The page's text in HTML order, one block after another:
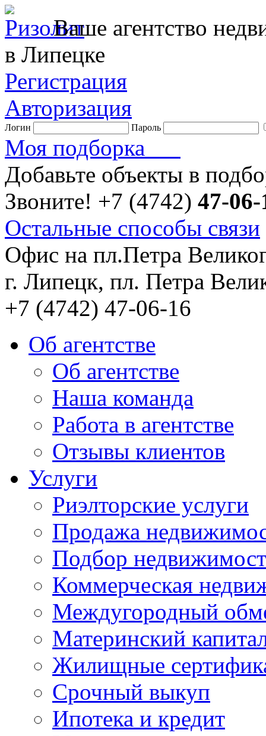
Ваше агентство
в Липецке
Регистрация
Авторизация
Логин Пароль
Моя подборка
Добавьте объекты в
Звоните! +7 (4742) 47-06-
Остальные способы связи
Офис на пл.Петра
г. Липецк, пл. Петра
+7 (4742) 47-06-16
Об агентстве
Об агентстве
Наша команда
Работа в агентстве
Отзывы клиентов
Услуги
Риэлторские услуги
Продажа
Подбор
Коммерческая
Междугородный
Материнский
Жилищные
Срочный выкуп
Ипотека и кредит